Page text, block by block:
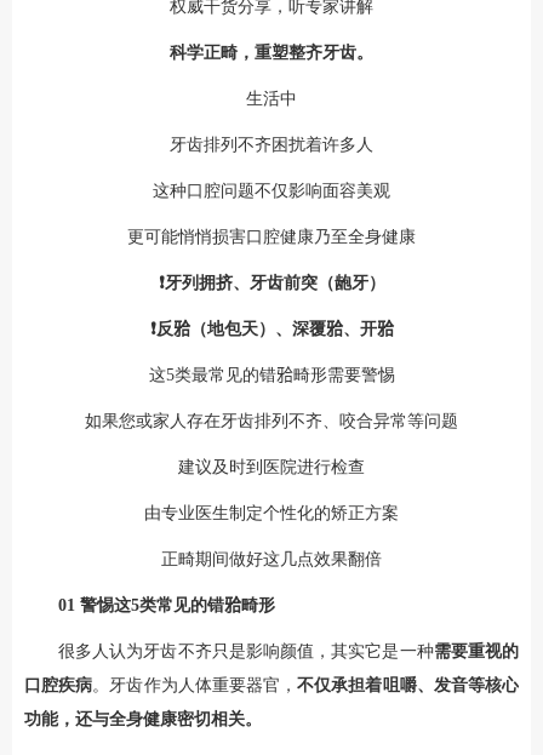
权威干货分享，听专家讲解
科学正畸，重塑整齐牙齿。
生活中
牙齿排列不齐困扰着许多人
这种口腔问题不仅影响面容美观
更可能悄悄损害口腔健康乃至全身健康
❗️牙列拥挤、牙齿前突（龅牙）
❗️反𬌗（地包天）、深覆𬌗、开𬌗
这5类最常见的错𬌗畸形需要警惕
如果您或家人存在牙齿排列不齐、咬合异常等问题
建议及时到医院进行检查
由专业医生制定个性化的矫正方案
正畸期间做好这几点效果翻倍
01 警惕这5类常见的错𬌗畸形
很多人认为牙齿不齐只是影响颜值，其实它是一种需要重视的
口腔疾病。牙齿作为人体重要器官，不仅承担着咀嚼、发音等核心
功能，还与全身健康密切相关。